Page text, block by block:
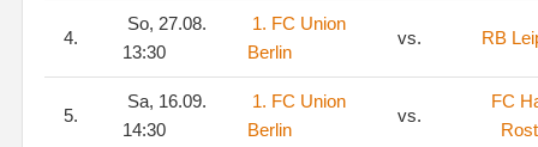
4.
So, 27.08.
13:30
1. FC Union
Berlin
vs. RB
5.
Sa, 16.09.
14:30
1. FC Union
Berlin
vs.
FC